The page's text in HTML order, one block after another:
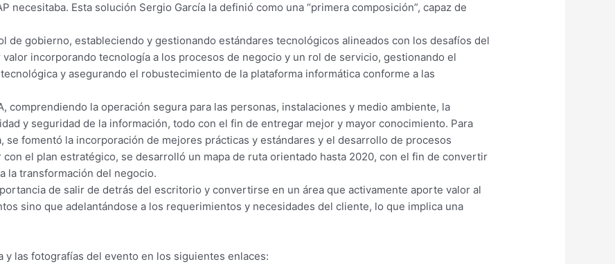
necesitaba. Esta solución Sergio García la definió como una “primera composición”, capaz de
de gobierno, estableciendo y gestionando estándares tecnológicos alineados con los desafíos del
incorporando tecnología a los procesos de negocio y un rol de servicio, gestionando el
y asegurando el robustecimiento de la plataforma informática conforme a las
comprendiendo la operación segura para las personas, instalaciones y medio ambiente, la
y seguridad de la información, todo con el fin de entregar mejor y mayor conocimiento. Para
se fomentó la incorporación de mejores prácticas y estándares y el desarrollo de procesos
el plan estratégico, se desarrolló un mapa de ruta orientado hasta 2020, con el fin de convertir
la transformación del negocio.
de salir de detrás del escritorio y convertirse en un área que activamente aporte valor al
sino que adelantándose a los requerimientos y necesidades del cliente, lo que implica una
las fotografías del evento en los siguientes enlaces: